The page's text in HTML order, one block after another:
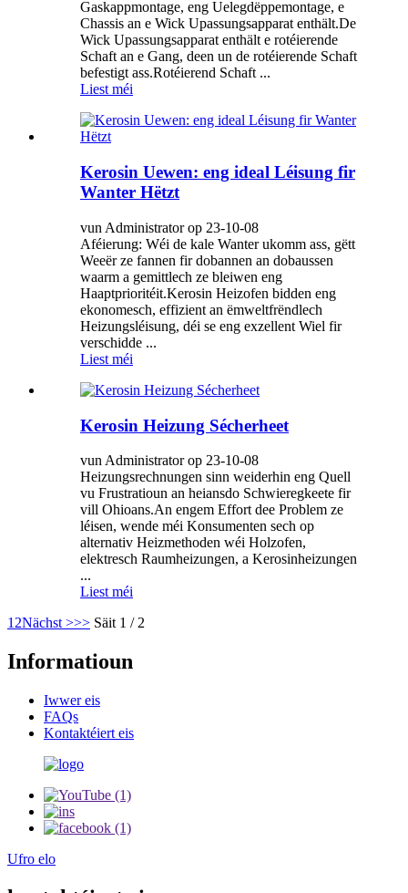
Gaskappmontage, eng Uelegdëppemontage, e
Chassis an e Wick Upassungsapparat enthält.De
Wick Upassungsapparat enthält e rotéierende
Schaft an e Gang, deen un de rotéierende Schaft
befestigt ass.Rotéierend Schaft ...
Liest méi
Kerosin Uewen: eng ideal Léisung fir
Wanter Hëtzt
vun Administrator op 23-10-08
Aféierung: Wéi de kale Wanter ukomm ass, gëtt
Weeër ze fannen fir dobannen an dobaussen
waarm a gemittlech ze bleiwen eng
Haaptprioritéit.Kerosin Heizofen bidden eng
ekonomesch, effizient an ëmweltfrëndlech
Heizungsléisung, déi se eng exzellent Wiel fir
verschidde ...
Liest méi
Kerosin Heizung Sécherheet
vun Administrator op 23-10-08
Heizungsrechnungen sinn weiderhin eng Quell
vu Frustratioun an heiansdo Schwieregkeete fir
vill Ohioans.An engem Effort dee Problem ze
léisen, wende méi Konsumenten sech op
alternativ Heizmethoden wéi Holzofen,
elektresch Raumheizungen, a Kerosinheizungen
...
Liest méi
1 2Nächst >>> Säit 1 / 2
Informatioun
Iwwer eis
FAQs
Kontaktéiert eis
Ufro elo